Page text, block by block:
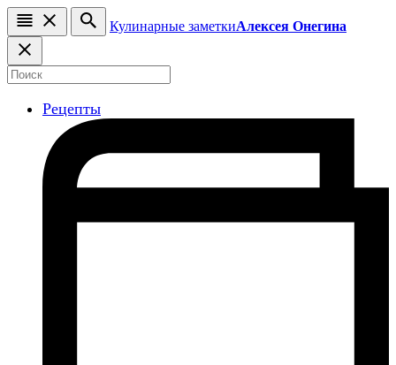
Кулинарные заметкиАлексея Онегина
Рецепты